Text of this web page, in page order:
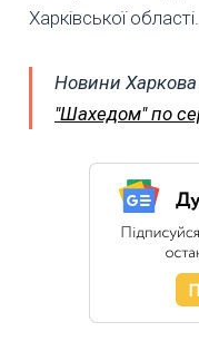
Харківської області.
Новини Харкова
"Шахедом" по